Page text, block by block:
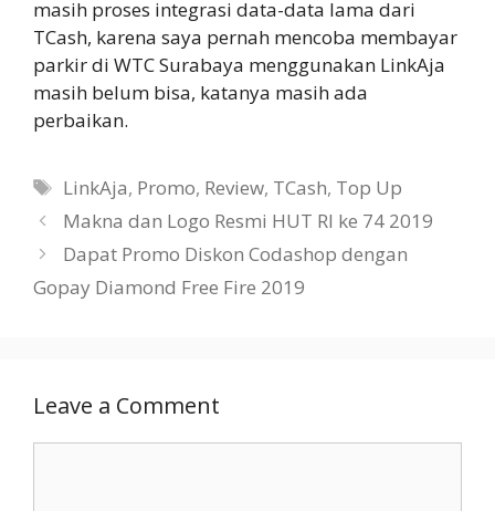
masih proses integrasi data-data lama dari
TCash, karena saya pernah mencoba membayar
parkir di WTC Surabaya menggunakan LinkAja
masih belum bisa, katanya masih ada
perbaikan.
Tags
LinkAja, Promo, Review, TCash, Top Up
Makna dan Logo Resmi HUT RI ke 74 2019
Dapat Promo Diskon Codashop dengan
Gopay Diamond Free Fire 2019
Leave a Comment